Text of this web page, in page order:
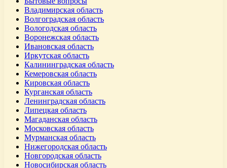
Владимирская область
Волгоградская область
Вологодская область
Воронежская область
Ивановская область
Иркутская область
Калининградская область
Кемеровская область
Кировская область
Курганская область
Ленинградская область
Липецкая область
Магаданская область
Московская область
Мурманская область
Нижегородская область
Новгородская область
Новосибирская область